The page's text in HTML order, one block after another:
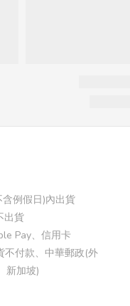
例假日)內出貨
出貨
Pay、信用卡
付款、中華郵政(外
新加坡)